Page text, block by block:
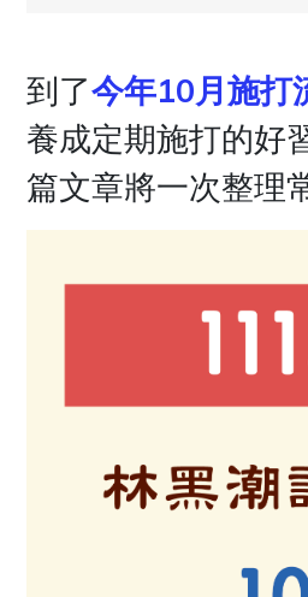
到了今年10月施打
養成定期施打的好
篇文章將一次整理